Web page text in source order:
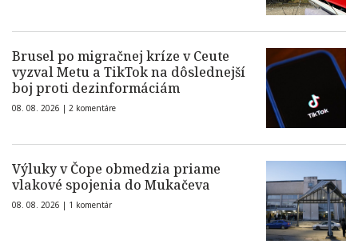
Brusel po migračnej kríze v Ceute
vyzval Metu a TikTok na dôslednejší
boj proti dezinformáciám
08. 08. 2026 | 2 komentáre
Výluky v Čope obmedzia priame
vlakové spojenia do Mukačeva
08. 08. 2026 | 1 komentár